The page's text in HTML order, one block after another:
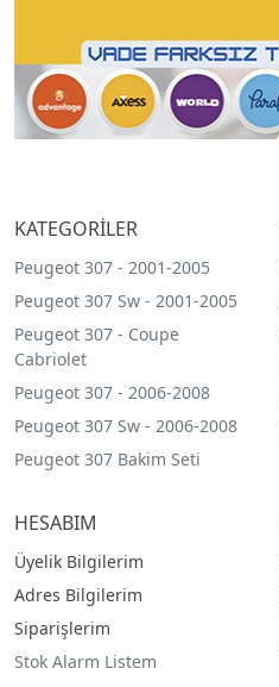
KATEGORİLER
Peugeot 307 - 2001-2005
Peugeot 307 Sw - 2001-2005
Peugeot 307 - Coupe
Cabriolet
Peugeot 307 - 2006-2008
Peugeot 307 Sw - 2006-2008
Peugeot 307 Bakim Seti
HESABIM
Üyelik Bilgilerim
Adres Bilgilerim
Siparişlerim
Stok Alarm Listem